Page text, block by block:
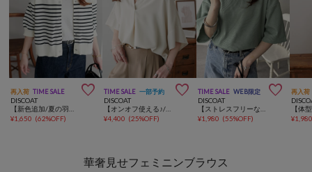
再入荷 TIME SALE 
DISCOAT
¥1,650 (62%OFF)
TIME SALE 一部予約 
DISCOAT
¥4,400 (25%OFF)
TIME SALE WEB限定 
DISCOAT
¥1,980 (55%OFF)
再入荷
¥
華奢見せフェミニンブラウス